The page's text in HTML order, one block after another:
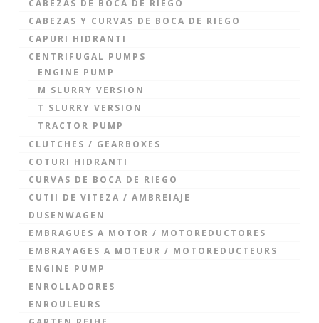
CABEZAS DE BOCA DE RIEGO
CABEZAS Y CURVAS DE BOCA DE RIEGO
CAPURI HIDRANTI
CENTRIFUGAL PUMPS
ENGINE PUMP
M SLURRY VERSION
T SLURRY VERSION
TRACTOR PUMP
CLUTCHES / GEARBOXES
COTURI HIDRANTI
CURVAS DE BOCA DE RIEGO
CUTII DE VITEZA / AMBREIAJE
DUSENWAGEN
EMBRAGUES A MOTOR / MOTOREDUCTORES
EMBRAYAGES A MOTEUR / MOTOREDUCTEURS
ENGINE PUMP
ENROLLADORES
ENROULEURS